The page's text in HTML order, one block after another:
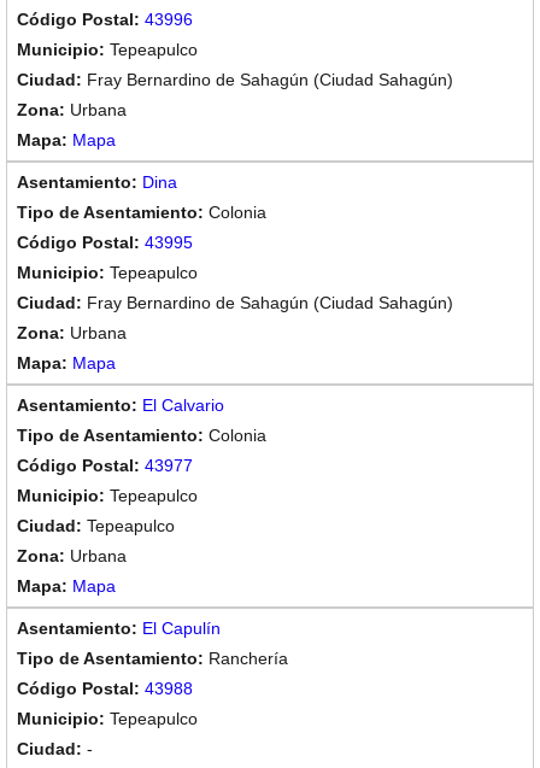
43996
Tepeapulco
Fray Bernardino de Sahagún (Ciudad Sahagún)
Urbana
Mapa
Dina
Colonia
43995
Tepeapulco
Fray Bernardino de Sahagún (Ciudad Sahagún)
Urbana
Mapa
El Calvario
Colonia
43977
Tepeapulco
Tepeapulco
Urbana
Mapa
El Capulín
Ranchería
43988
Tepeapulco
-